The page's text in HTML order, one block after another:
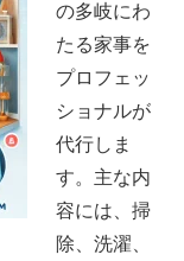
の多岐にわ
たる家事を
プロフェッ
ショナルが
代行しま
す。主な内
容には、掃
除、洗濯、